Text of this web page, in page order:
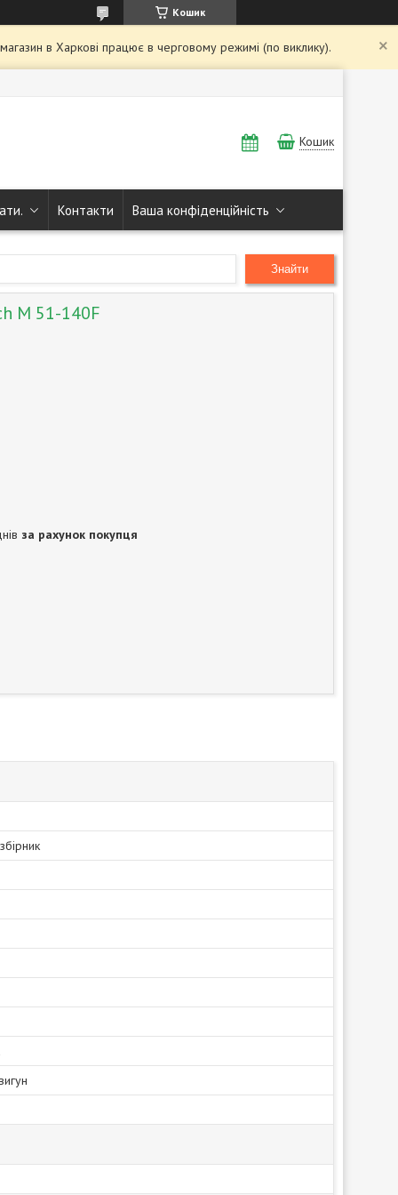
Кошик
в Харкові працює в черговому режимі (по виклику).
Кошик
Контакти Ваша конфіденційність
Знайти
M 51-140F
за рахунок покупця